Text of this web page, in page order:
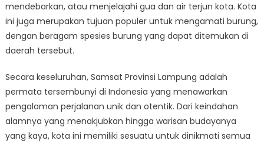
mendebarkan, atau menjelajahi gua dan air terjun kota. Kota
ini juga merupakan tujuan populer untuk mengamati burung,
dengan beragam spesies burung yang dapat ditemukan di
daerah tersebut.
Secara keseluruhan, Samsat Provinsi Lampung adalah
permata tersembunyi di Indonesia yang menawarkan
pengalaman perjalanan unik dan otentik. Dari keindahan
alamnya yang menakjubkan hingga warisan budayanya
yang kaya, kota ini memiliki sesuatu untuk dinikmati semua